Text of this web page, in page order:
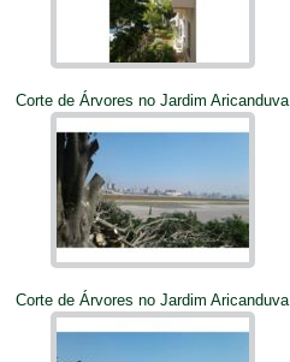
Corte de Árvores no Jardim Aricanduva
Corte de Árvores no Jardim Aricanduva